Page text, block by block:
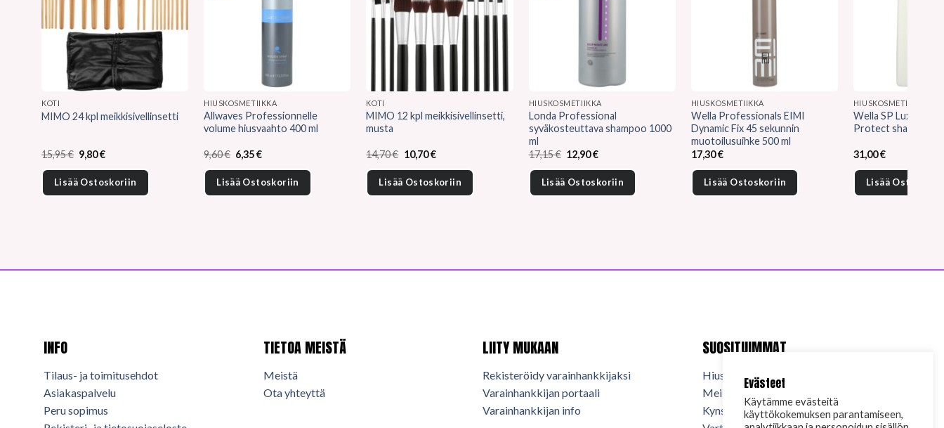
KOTI
MIMO 24 kpl meikkisivellinsetti
15,95€ Alkuperäinen
hinta
oli:
15,95 €.
9,80€Nykyinen
on:
9,80 €.
Lisää Ostoskoriin
HIUSKOSMETIIKKA
Allwaves Professionnelle
volume hiusvaahto 400 ml
9,60€ Alkuperäinen
hinta
oli:
9,60 €.
6,35€Nykyinen
on:
6,35 €.
Lisää Ostoskoriin
KOTI
MIMO 12 kpl meikkisivellinsetti,
musta
14,70€ Alkuperäinen
hinta
oli:
14,70 €.
10,70€Nykyinen
on:
10,70 €.
Lisää Ostoskoriin
HIUSKOSMETIIKKA
Londa Professional
syväkosteuttava shampoo 1000
ml
17,15€ Alkuperäinen
hinta
oli:
17,15 €.
12,90€Nykyinen
on:
12,90 €.
Lisää Ostoskoriin
HIUSKOSMETIIKKA
Wella Professionals EIMI
Dynamic Fix 45 sekunnin
muotoilusuihke 500 ml
17,30€
Lisää Ostoskoriin
HIUSKOSMETIIKKA
Wella SP Luxe Oil
Protect shampoo
31,00€
Lisää
INFO
Tilaus- ja toimitusehdot
Asiakaspalvelu
Peru sopimus
TIETOA MEISTÄ
Meistä
Ota yhteyttä
LIITY MUKAAN
Rekisteröidy varainhankkijaksi
Varainhankkijan portaali
Varainhankkijan info
SUOSITUIMMAT
Hiuskosmetiikka
Meikkikosmetiikka
Kynsituotteet
Evästeet
Käytämme evästeitä
käyttökokemuksen parantamiseen,